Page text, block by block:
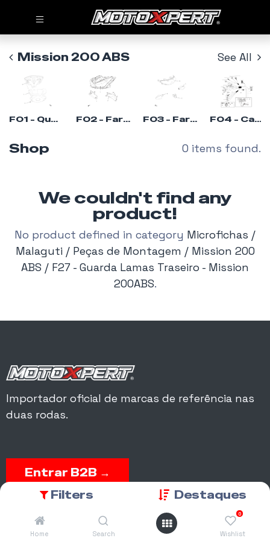
Filters Destaques
Home Search
0
Wishlist
Mission 200 ABS See All
F01 - Quadrante - Mission 200ABS F02 - Farol Dianteiro - Mission 200ABS F03 - Farol Traseiro - Mission 200ABS F04 - Cablagem (1) - Mission 200ABS
Shop 0 items found.
We couldn't find any
product!
No product defined in category Microfichas /
Malaguti / Peças de Montagem / Mission 200
ABS / F27 - Guarda Lamas Traseiro - Mission
200ABS.
Importador oficial de marcas de referência nas
duas rodas.
Entrar B2B →
corrente.